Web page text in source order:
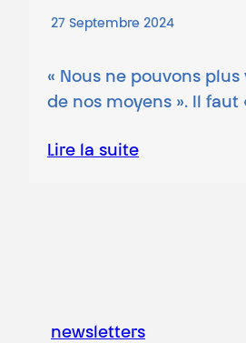
27 Septembre 2024
« Nous ne pouvons
de nos moyens ». Il faut
Lire la suite
newsletters